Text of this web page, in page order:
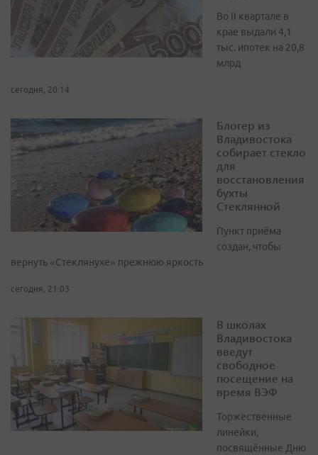
Во II квартале в
крае выдали 4,1
тыс. ипотек на 20,8
млрд
сегодня, 20:14
Блогер из
Владивостока
собирает стекло
для
восстановления
бухты
Стеклянной
Пункт приёма
создан, чтобы
вернуть «Стеклянухе» прежнюю яркость
сегодня, 21:03
В школах
Владивостока
введут
свободное
посещение на
время ВЭФ
Торжественные
линейки,
посвящённые Дню